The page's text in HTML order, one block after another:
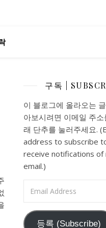
구독 |
이 블로그에 올라오는
아보시려면 이메일 주
래 단추를 눌러주세요.
address to subscribe
receive notifications
email.)
등록 (Subscribe)